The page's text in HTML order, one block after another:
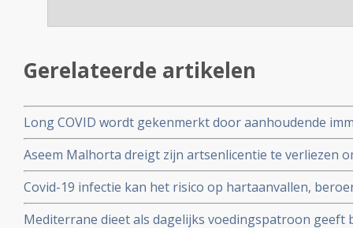
Gerelateerde artikelen
Long COVID wordt gekenmerkt door aanhoudende
cytotoxische CD8+ T-cellen op het SARS-CoV-2 virus
immuunreacties op de herpesvirussen Epstein-Barr-
patienten met aanhoudende Long Covid
Aseem Malhorta dreigt zijn artsenlicentie te verliezen
Covid mRNA vaccins ter discussie stelde in een
jarige leeftijd plotseling overleedt aan een hartaanval
Covid-19 infectie kan het risico op hartaanvallen,
gedurende drie jaar na een infectie verhogen
Mediterrane dieet als dagelijks voedingspatroon geeft